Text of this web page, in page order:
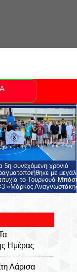
5η συνεχόμενη χρονιά
με
το Τουρνουά
«Μάρκος
Ημέρας
Λάρισα